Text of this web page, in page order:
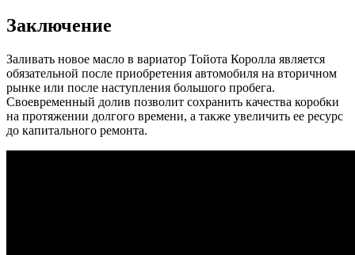
Заключение
Заливать новое масло в вариатор Тойота Королла является
обязательной после приобретения автомобиля на вторичном
рынке или после наступления большого пробега.
Своевременный долив позволит сохранить качества коробки
на протяжении долгого времени, а также увеличить ее ресурс
до капитального ремонта.